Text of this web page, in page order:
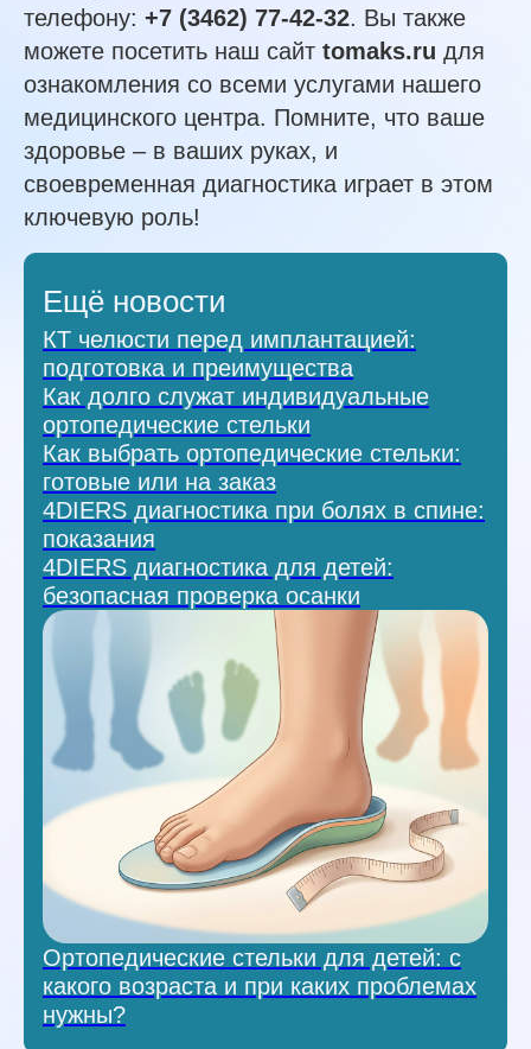
телефону: +7 (3462) 77-42-32. Вы также
можете посетить наш сайт tomaks.ru для
ознакомления со всеми услугами нашего
медицинского центра. Помните, что ваше
здоровье – в ваших руках, и
своевременная диагностика играет в этом
ключевую роль!
Ещё новости
КТ челюсти перед имплантацией:
подготовка и преимущества
Как долго служат индивидуальные
ортопедические стельки
Как выбрать ортопедические стельки:
готовые или на заказ
4DIERS диагностика при болях в спине:
показания
4DIERS диагностика для детей:
безопасная проверка осанки
Ортопедические стельки для детей: с
какого возраста и при каких проблемах
нужны?